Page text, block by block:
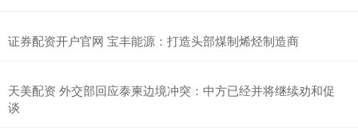
证券配资开户官网 宝丰能源：打造头部煤制烯烃制造商
天美配资 外交部回应泰柬边境冲突：中方已经并将继续劝和促
谈